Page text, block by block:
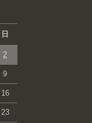
日
2
9
16
23